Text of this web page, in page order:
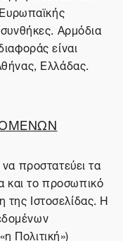
Αρμόδια
είναι
Ελλάδας.
προστατεύει τα
και το προσωπικό
Ιστοσελίδας. Η
Πολιτική»)